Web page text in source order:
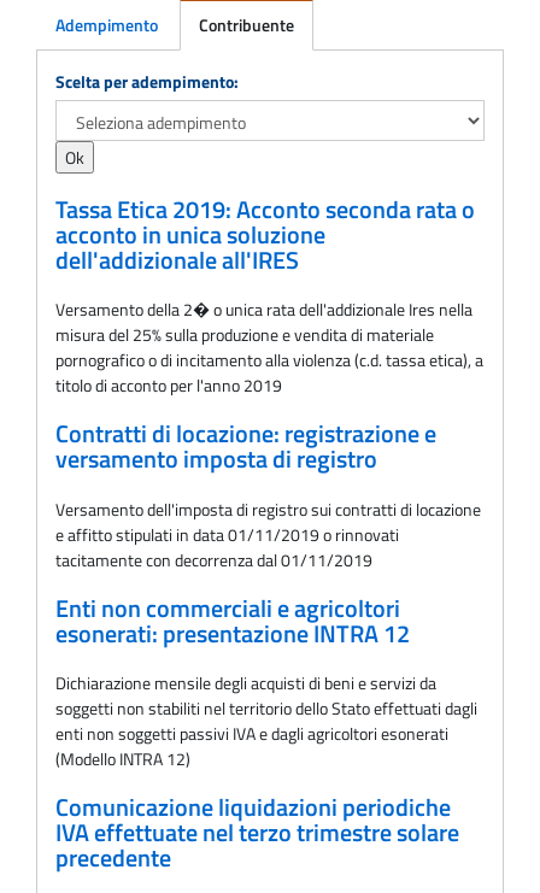
Adempimento Contribuente
Adempimento
Scelta per adempimento:
Tassa Etica 2019: Acconto seconda rata o
acconto in unica soluzione
dell'addizionale all'IRES
Versamento della 2� o unica rata dell'addizionale Ires nella
misura del 25% sulla produzione e vendita di materiale
pornografico o di incitamento alla violenza (c.d. tassa etica), a
titolo di acconto per l'anno 2019
Contratti di locazione: registrazione e
versamento imposta di registro
Versamento dell'imposta di registro sui contratti di locazione
e affitto stipulati in data 01/11/2019 o rinnovati
tacitamente con decorrenza dal 01/11/2019
Enti non commerciali e agricoltori
esonerati: presentazione INTRA 12
Dichiarazione mensile degli acquisti di beni e servizi da
soggetti non stabiliti nel territorio dello Stato effettuati dagli
enti non soggetti passivi IVA e dagli agricoltori esonerati
(Modello INTRA 12)
Comunicazione liquidazioni periodiche
IVA effettuate nel terzo trimestre solare
precedente